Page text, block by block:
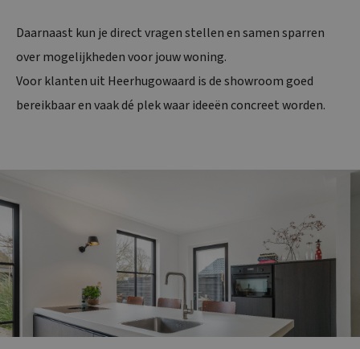
Daarnaast kun je direct vragen stellen en samen sparren
over mogelijkheden voor jouw woning.
Voor klanten uit Heerhugowaard is de showroom goed
bereikbaar en vaak dé plek waar ideeën concreet worden.